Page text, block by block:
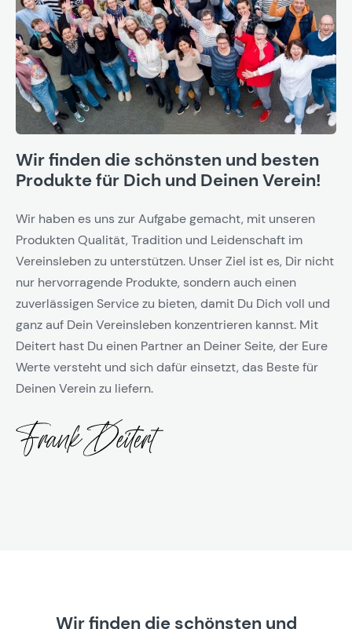
Wir finden die schönsten und besten
Produkte für Dich und Deinen Verein!
Wir haben es uns zur Aufgabe gemacht, mit unseren
Produkten Qualität, Tradition und Leidenschaft im
Vereinsleben zu unterstützen. Unser Ziel ist es, Dir nicht
nur hervorragende Produkte, sondern auch einen
zuverlässigen Service zu bieten, damit Du Dich voll und
ganz auf Dein Vereinsleben konzentrieren kannst. Mit
Deitert hast Du einen Partner an Deiner Seite, der Eure
Werte versteht und sich dafür einsetzt, das Beste für
Deinen Verein zu liefern.
Wir finden die schönsten und